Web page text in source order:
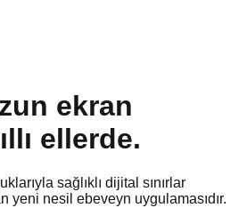
ekran
ellerde.
sağlıklı dijital sınırlar
yeni nesil ebeveyn uygulamasıdır.